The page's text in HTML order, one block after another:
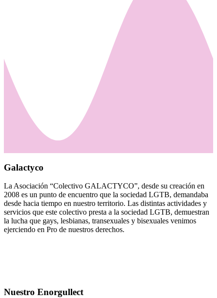
Galactyco
La Asociación “Colectivo GALACTYCO”, desde su creación en
2008 es un punto de encuentro que la sociedad LGTB, demandaba
desde hacia tiempo en nuestro territorio. Las distintas actividades y
servicios que este colectivo presta a la sociedad LGTB, demuestran
la lucha que gays, lesbianas, transexuales y bisexuales venimos
ejerciendo en Pro de nuestros derechos.
Nuestro Enorgullect